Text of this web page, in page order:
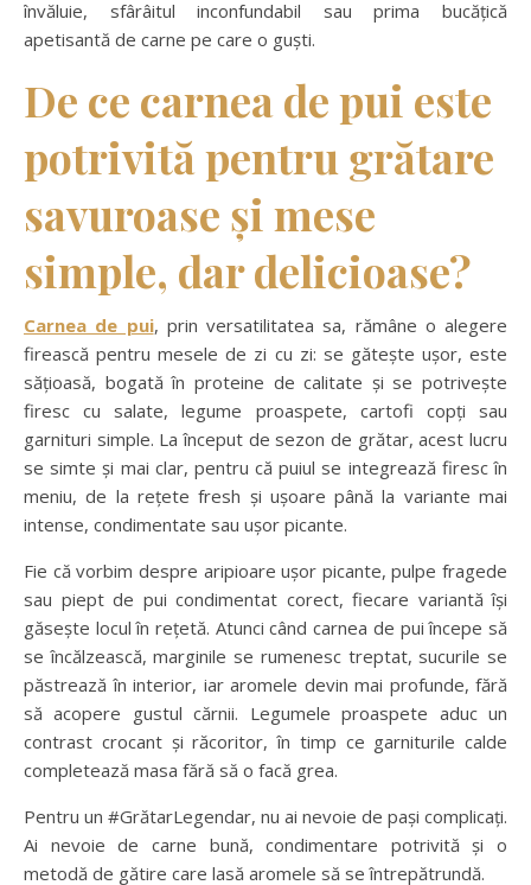
învăluie, sfârâitul inconfundabil sau prima bucățică
apetisantă de carne pe care o guști.
De ce carnea de pui este
potrivită pentru grătare
savuroase și mese
simple, dar delicioase?
Carnea de pui, prin versatilitatea sa, rămâne o alegere
firească pentru mesele de zi cu zi: se gătește ușor, este
sățioasă, bogată în proteine de calitate și se potrivește
firesc cu salate, legume proaspete, cartofi copți sau
garnituri simple. La început de sezon de grătar, acest lucru
se simte și mai clar, pentru că puiul se integrează firesc în
meniu, de la rețete fresh și ușoare până la variante mai
intense, condimentate sau ușor picante.
Fie că vorbim despre aripioare ușor picante, pulpe fragede
sau piept de pui condimentat corect, fiecare variantă își
găsește locul în rețetă. Atunci când carnea de pui începe să
se încălzească, marginile se rumenesc treptat, sucurile se
păstrează în interior, iar aromele devin mai profunde, fără
să acopere gustul cărnii. Legumele proaspete aduc un
contrast crocant și răcoritor, în timp ce garniturile calde
completează masa fără să o facă grea.
Pentru un #GrătarLegendar, nu ai nevoie de pași complicați.
Ai nevoie de carne bună, condimentare potrivită și o
metodă de gătire care lasă aromele să se întrepătrundă.